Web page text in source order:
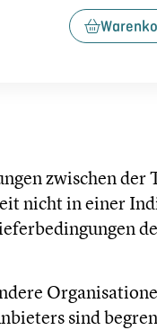
zwischen der
nicht in einer
sind